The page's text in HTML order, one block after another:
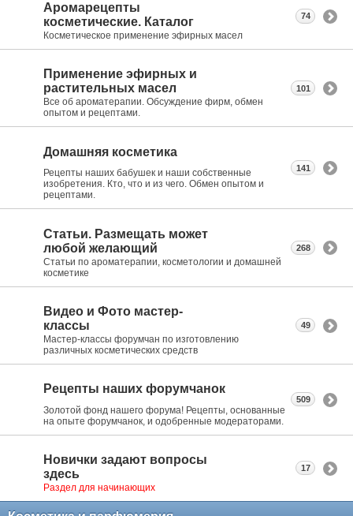
Аромарецепты
косметические. Каталог
Косметическое применение эфирных масел
74
Применение эфирных и
растительных масел
Все об ароматерапии. Обсуждение фирм, обмен
опытом и рецептами.
101
Домашняя косметика
Рецепты наших бабушек и наши собственные
изобретения. Кто, что и из чего. Обмен опытом и
рецептами.
141
Статьи. Размещать может
любой желающий
Статьи по ароматерапии, косметологии и домашней
косметике
268
Видео и Фото мастер-
классы
Мастер-классы форумчан по изготовлению
различных косметических средств
49
Рецепты наших форумчанок
Золотой фонд нашего форума! Рецепты, основанные
на опыте форумчанок, и одобренные модераторами.
509
Новички задают вопросы
здесь
Раздел для начинающих
17